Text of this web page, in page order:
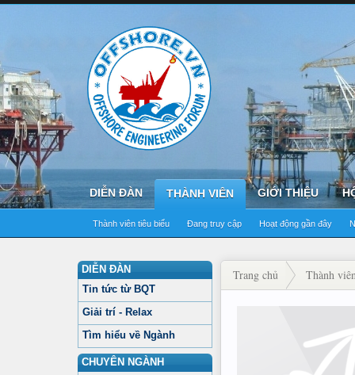
DIỄN ĐÀN THÀNH VIÊN
Thành viên tiêu biểu Đang truy cập Hoạt động gần đây
GIỚI THIỆU
DIỄN ĐÀN
Tin tức từ BQT
Giải trí - Relax
Tìm hiểu về Ngành
CHUYÊN NGÀNH
Trang chủ Thành